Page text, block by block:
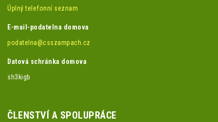
Úplný telefonní seznam
E-mail-podatelna domova
podatelna@csszampach.cz
Datová schránka domova
sh3kigb
ČLENSTVÍ A SPOLUPRÁCE